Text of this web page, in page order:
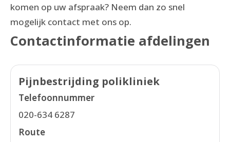
komen op uw afspraak? Neem dan zo snel
mogelijk contact met ons op.
Contactinformatie afdelingen
Pijnbestrijding polikliniek
Telefoonnummer
020-634 6287
Route